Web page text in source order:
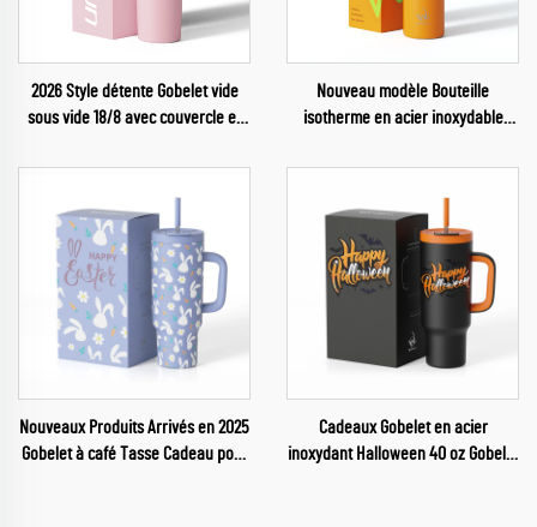
2026 Style détente Gobelet vide
sous vide 18/8 avec couvercle et
Nouveau modèle Bouteille
isotherme en acier inoxydable
Nouveaux Produits Arrivés en 2025
Gobelet à café Tasse Cadeau pour
Cadeaux Gobelet en acier
inoxydant Halloween 40 oz Gobelet